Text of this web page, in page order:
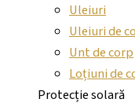
Uleiuri
Uleiuri de
Unt de corp
Loțiuni de
Protecție solară